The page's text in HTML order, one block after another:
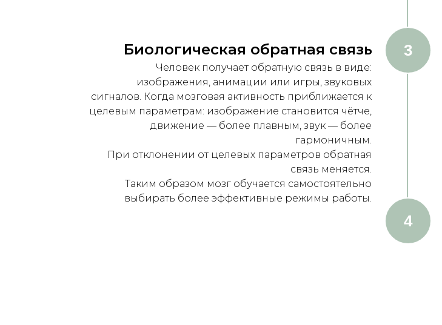
Человек получает обратную связь в виде:
изображения, анимации или игры, звуковых
сигналов. Когда мозговая активность приближается к
целевым параметрам: изображение становится чётче,
движение — более плавным, звук — более
гармоничным.
При отклонении от целевых параметров обратная
связь меняется.
Таким образом мозг обучается самостоятельно
выбирать более эффективные режимы работы.
Биологическая обратная связь 3
4